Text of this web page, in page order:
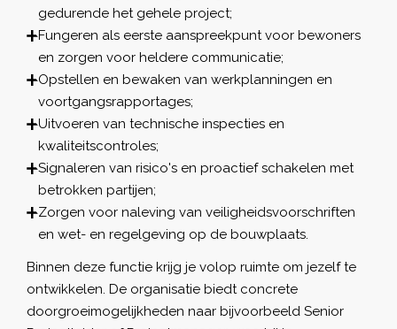
gedurende het gehele project;
Fungeren als eerste aanspreekpunt voor bewoners
en zorgen voor heldere communicatie;
Opstellen en bewaken van werkplanningen en
voortgangsrapportages;
Uitvoeren van technische inspecties en
kwaliteitscontroles;
Signaleren van risico's en proactief schakelen met
betrokken partijen;
Zorgen voor naleving van veiligheidsvoorschriften
en wet- en regelgeving op de bouwplaats.
Binnen deze functie krijg je volop ruimte om jezelf te
ontwikkelen. De organisatie biedt concrete
doorgroeimogelijkheden naar bijvoorbeeld Senior